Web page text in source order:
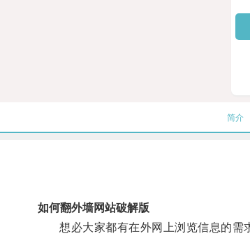
简介
如何翻外墙网站破解版
想必大家都有在外网上浏览信息的需